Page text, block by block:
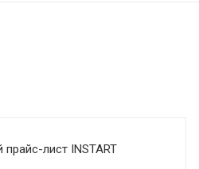
прайс-лист INSTART